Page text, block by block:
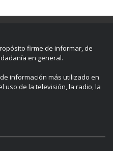
firme de informar, de
en general.
información más utilizado en
uso de la televisión, la radio, la